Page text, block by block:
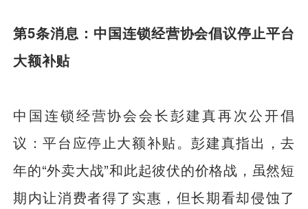
第5条消息：中国连锁经营协会倡议停止平台
大额补贴
中国连锁经营协会会长彭建真再次公开倡
议：平台应停止大额补贴。彭建真指出，去
年的“外卖大战”和此起彼伏的价格战，虽然短
期内让消费者得了实惠，但长期看却侵蚀了